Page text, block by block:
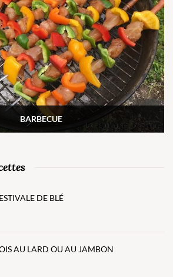
BARBECUE
DE BLÉ
AU LARD OU AU JAMBON